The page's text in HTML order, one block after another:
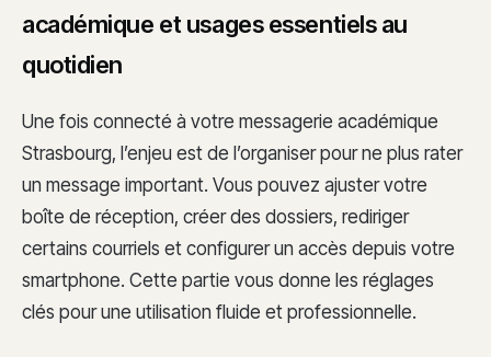
académique et usages essentiels au
quotidien
Une fois connecté à votre messagerie académique
Strasbourg, l’enjeu est de l’organiser pour ne plus rater
un message important. Vous pouvez ajuster votre
boîte de réception, créer des dossiers, rediriger
certains courriels et configurer un accès depuis votre
smartphone. Cette partie vous donne les réglages
clés pour une utilisation fluide et professionnelle.